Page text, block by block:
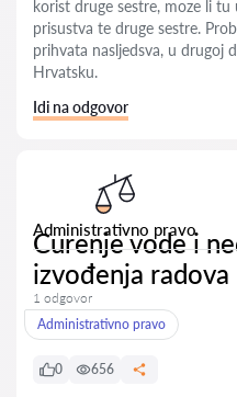
korist druge sestre, moze li
prisustva te druge sestre.
prihvata nasljedsva, u drugoj
Hrvatsku.
Idi na odgovor
Administrativno pravo
Curenje vode i
izvođenja radova
1 odgovor
Administrativno pravo
0 656